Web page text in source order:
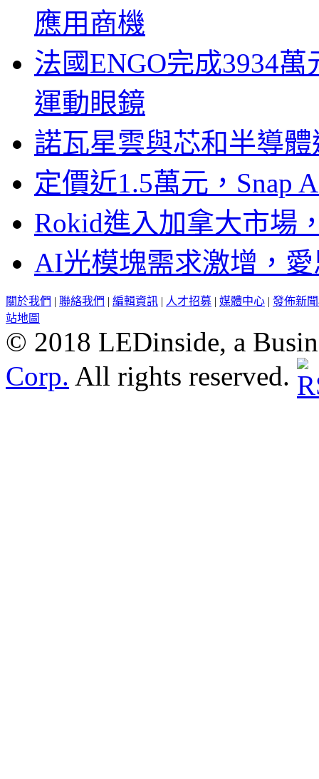
應用商機
法國ENGO完成3934
運動眼鏡
諾瓦星雲與芯和半導
定價近1.5萬元，Snap
Rokid進入加拿大市場
AI光模塊需求激增，
關於我們 | 聯絡我們 | 編輯資訊 | 人才招募 | 媒體中心 | 發佈新
站地圖
© 2018 LEDinside, a
Corp. All rights reserved.